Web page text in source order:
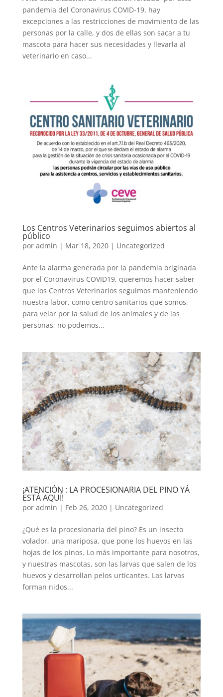
pandemia del Coronavirus COVID-19, hay
excepciones a las restricciones de movimiento de las
personas por la calle, y dos de ellas son sacar a tu
mascota para hacer sus necesidades y llevarla al
veterinario en caso...
Los Centros Veterinarios seguimos abiertos al
público
por admin | Mar 18, 2020| Uncategorized
Ante la alarma generada por la pandemia originada
por el Coronavirus COVID19, queremos hacer saber
que los Centros Veterinarios seguimos manteniendo
nuestra labor, como centro sanitarios que somos,
para velar por la salud de los animales y de las
personas; no podemos...
¡ATENCIÓN : LA PROCESIONARIA DEL PINO YÁ
ESTÁ AQUÍ!
por admin | Feb 26, 2020| Uncategorized
¿Qué es la procesionaria del pino? Es un insecto
volador, una mariposa, que pone los huevos en las
hojas de los pinos. Lo más importante para nosotros,
y nuestras mascotas, son las larvas que salen de los
huevos y desarrollan pelos urticantes. Las larvas
forman nidos...